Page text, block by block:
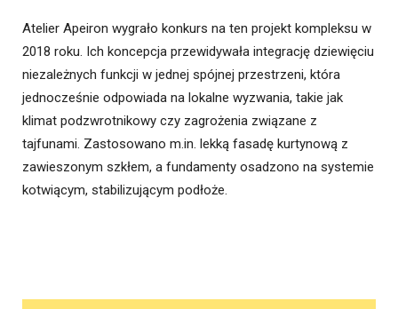
Atelier Apeiron wygrało konkurs na ten projekt kompleksu w
2018 roku. Ich koncepcja przewidywała integrację dziewięciu
niezależnych funkcji w jednej spójnej przestrzeni, która
jednocześnie odpowiada na lokalne wyzwania, takie jak
klimat podzwrotnikowy czy zagrożenia związane z
tajfunami. Zastosowano m.in. lekką fasadę kurtynową z
zawieszonym szkłem, a fundamenty osadzono na systemie
kotwiącym, stabilizującym podłoże.